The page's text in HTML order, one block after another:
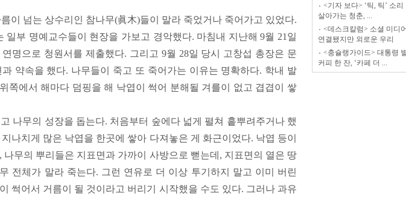
이 넘는 상수리인 참나무(眞木)들이 말라 죽었거나 죽어가고 있었다.
부 명예교수들이 현장을 가보고 경악했다. 마침내 지난해 9월 21일
명으로 청원서를 제출했다. 그리고 9월 28일 당시 고창섭 총장은 문
약속을 했다. 나무들이 죽고 또 죽어가는 이유는 명확하다. 학내 발
쪽에서 해마다 덤핑을 해 낙엽이 썩어 분해될 겨를이 없고 겹겹이 쌓
나무의 성장을 돕는다. 처음부터 숲에다 넓게 펼쳐 흩뿌려주거나 했
나치게 많은 낙엽을 한곳에 쌓아 다져놓은 게 화근이었다. 낙엽 등이
무의 뿌리들은 지표면과 가까이 사방으로 뻗는데, 지표면의 열은 땅
전체가 말라 죽는다. 그런 연유로 더 이상 투기하지 말고 이미 버린
썩어서 거름이 될 것이라고 버리기 시작했을 수도 있다. 그러나 과유
<기자 보다> ‘틱, 틱’ 소
살아가는 청춘, ...
<데스크칼럼> 소셜 미디
연결됐지만 외로운 우리
<충슐랭가이드> 대통령
커피 한 잔, ‘카페 더 ...